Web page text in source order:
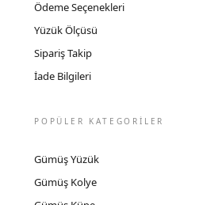
Ödeme Seçenekleri
Yüzük Ölçüsü
Sipariş Takip
İade Bilgileri
POPÜLER KATEGORİLER
Gümüş Yüzük
Gümüş Kolye